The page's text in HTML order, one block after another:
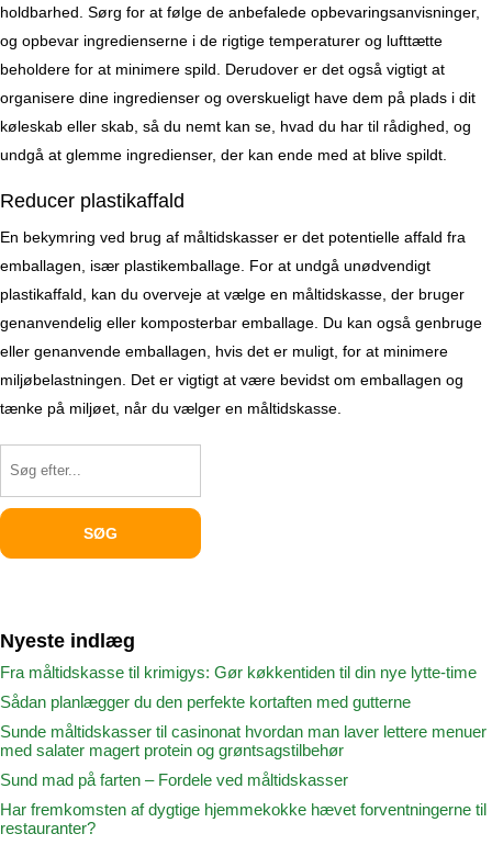
holdbarhed. Sørg for at følge de anbefalede opbevaringsanvisninger,
og opbevar ingredienserne i de rigtige temperaturer og lufttætte
beholdere for at minimere spild. Derudover er det også vigtigt at
organisere dine ingredienser og overskueligt have dem på plads i dit
køleskab eller skab, så du nemt kan se, hvad du har til rådighed, og
undgå at glemme ingredienser, der kan ende med at blive spildt.
Reducer plastikaffald
En bekymring ved brug af måltidskasser er det potentielle affald fra
emballagen, især plastikemballage. For at undgå unødvendigt
plastikaffald, kan du overveje at vælge en måltidskasse, der bruger
genanvendelig eller komposterbar emballage. Du kan også genbruge
eller genanvende emballagen, hvis det er muligt, for at minimere
miljøbelastningen. Det er vigtigt at være bevidst om emballagen og
tænke på miljøet, når du vælger en måltidskasse.
Nyeste indlæg
Fra måltidskasse til krimigys: Gør køkkentiden til din nye lytte-time
Sådan planlægger du den perfekte kortaften med gutterne
Sunde måltidskasser til casinonat hvordan man laver lettere menuer
med salater magert protein og grøntsagstilbehør
Sund mad på farten – Fordele ved måltidskasser
Har fremkomsten af dygtige hjemmekokke hævet forventningerne til
restauranter?